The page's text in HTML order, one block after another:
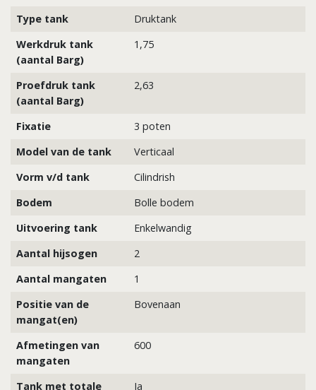
Type tank
Druktank
Werkdruk tank
(aantal Barg)
1,75
Proefdruk tank
(aantal Barg)
2,63
Fixatie
3 poten
Model van de tank
Verticaal
Vorm v/d tank
Cilindrish
Bodem
Bolle bodem
Uitvoering tank
Enkelwandig
Aantal hijsogen
2
Aantal mangaten
1
Positie van de
mangat(en)
Bovenaan
Afmetingen van
mangaten
600
Tank met totale
Ja